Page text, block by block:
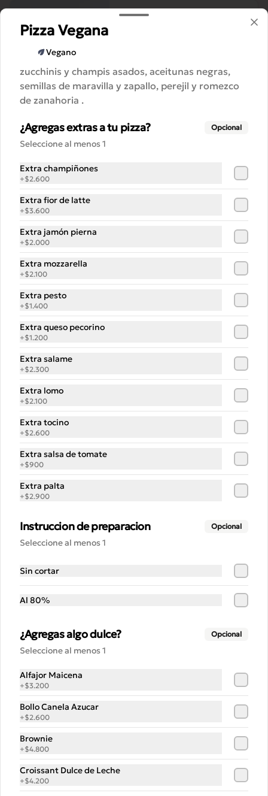
Pizza Carne Desmechada
$15.900
Pizza Jamon y Pimenton
Mozzarella fresca, jamón pierna,
$15.500
ahumado, Berenjenas fritas, albahaca ,
Orégano
con pesto de la casa.
ALMACÉN POPULAR
lista para destacar en cualquier lugar.
Avena, berries, pasas, almendras y
$6.400
Pizza Vegana
Vegano
zucchinis y champis asados, aceitunas negras,
semillas de maravilla y zapallo, perejil y romezco
de zanahoria .
¿Agregas extras a tu pizza? Opcional
Seleccione al menos 1
Extra champiñones
+$2.600
Extra fior de latte
+$3.600
Extra jamón pierna
+$2.000
Extra mozzarella
+$2.100
Extra pesto
+$1.400
Extra queso pecorino
+$1.200
Extra salame
+$2.300
Extra lomo
+$2.100
Extra tocino
+$2.600
Extra salsa de tomate
+$900
Extra palta
+$2.900
Instruccion de preparacion Opcional
Seleccione al menos 1
Sin cortar
Al 80%
¿Agregas algo dulce? Opcional
Seleccione al menos 1
Alfajor Maicena
+$3.200
Bollo Canela Azucar
+$2.600
Brownie
+$4.800
Croissant Dulce de Leche
+$4.200